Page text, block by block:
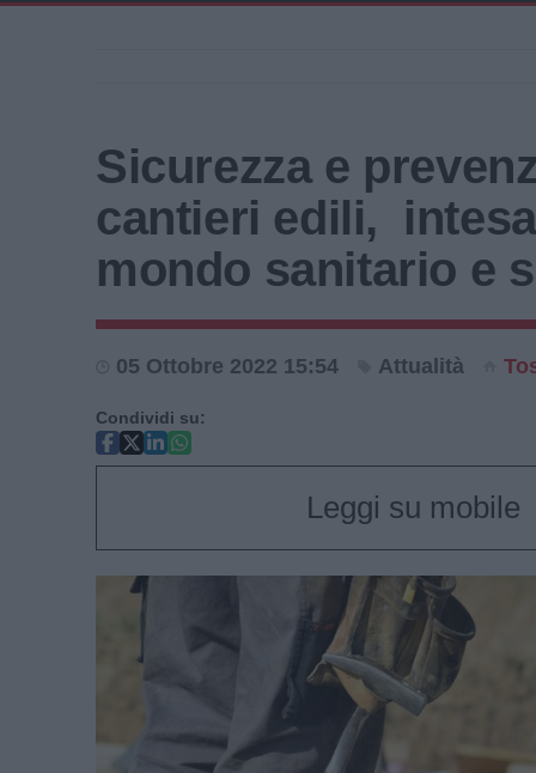
Sicurezza e
cantieri edili,
mondo sanitario e
05 Ottobre 2022 15:54 Attualità
Condividi su:
Leggi su mobile